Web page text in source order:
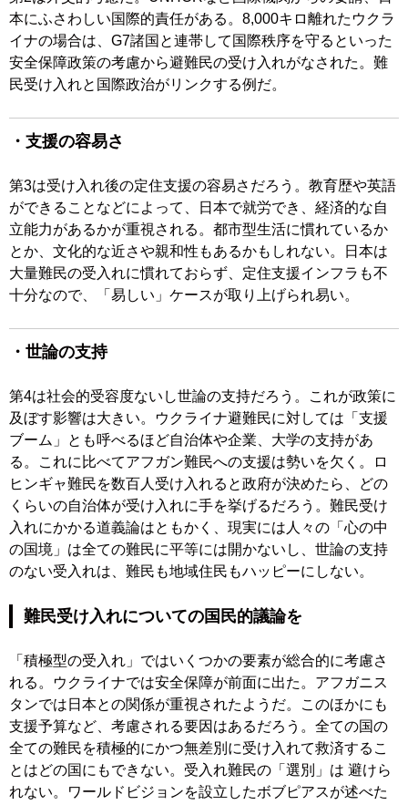
本にふさわしい国際的責任がある。8,000キロ離れたウクラ
イナの場合は、G7諸国と連帯して国際秩序を守るといった
安全保障政策の考慮から避難民の受け入れがなされた。難
民受け入れと国際政治がリンクする例だ。
・支援の容易さ
第3は受け入れ後の定住支援の容易さだろう。教育歴や英語
ができることなどによって、日本で就労でき、経済的な自
立能力があるかが重視される。都市型生活に慣れているか
とか、文化的な近さや親和性もあるかもしれない。日本は
大量難民の受入れに慣れておらず、定住支援インフラも不
十分なので、「易しい」ケースが取り上げられ易い。
・世論の支持
第4は社会的受容度ないし世論の支持だろう。これが政策に
及ぼす影響は大きい。ウクライナ避難民に対しては「支援
ブーム」とも呼べるほど自治体や企業、大学の支持があ
る。これに比べてアフガン難民への支援は勢いを欠く。ロ
ヒンギャ難民を数百人受け入れると政府が決めたら、どの
くらいの自治体が受け入れに手を挙げるだろう。難民受け
入れにかかる道義論はともかく、現実には人々の「心の中
の国境」は全ての難民に平等には開かないし、世論の支持
のない受入れは、難民も地域住民もハッピーにしない。
難民受け入れについての国民的議論を
「積極型の受入れ」ではいくつかの要素が総合的に考慮さ
れる。ウクライナでは安全保障が前面に出た。アフガニス
タンでは日本との関係が重視されたようだ。このほかにも
支援予算など、考慮される要因はあるだろう。全ての国の
全ての難民を積極的にかつ無差別に受け入れて救済するこ
とはどの国にもできない。受入れ難民の「選別」は 避けら
れない。ワールドビジョンを設立したボブピアスが述べた